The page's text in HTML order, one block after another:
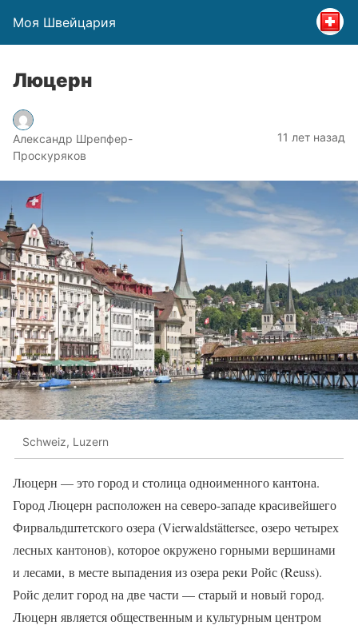
Моя Швейцария
Люцерн
Александр Шрепфер-
Проскуряков
11 лет назад
Schweiz, Luzern
Люцерн — это город и столица одноименного кантона.
Город Люцерн расположен на северо-западе красивейшего
Фирвальдштетского озера (Vierwaldstättersee, озеро четырех
лесных кантонов), которое окружено горными вершинами
и лесами, в месте выпадения из озера реки Ройс (Reuss).
Ройс делит город на две части — старый и новый город.
Люцерн является общественным и культурным центром